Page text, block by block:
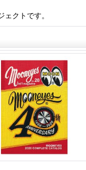
クトです。